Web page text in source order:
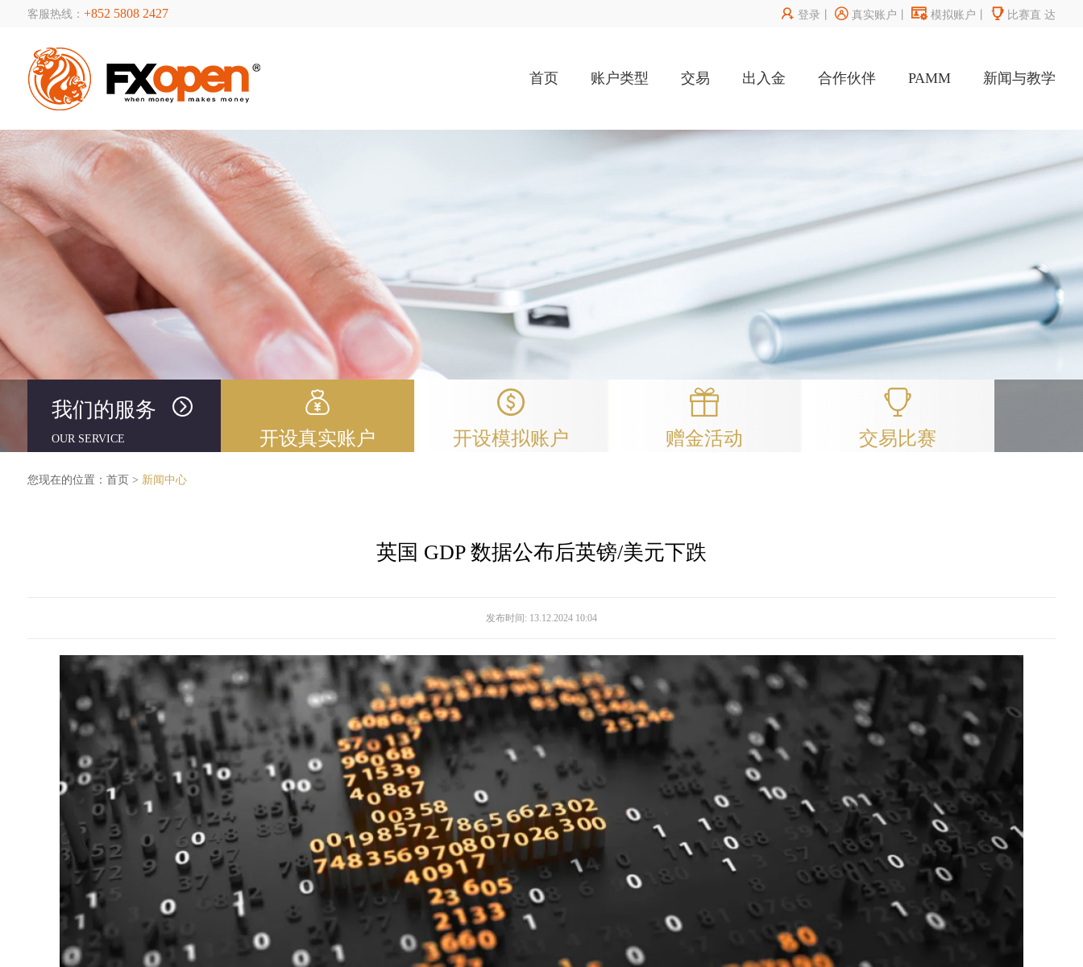
客服热线： +852 5808 2427  登录 丨 真实账户  模拟账户  比赛直 达
首页 账户类型 交易 出入金 合作伙伴 PAMM 新闻与教学
我们的服务
OUR SERVICE 开设真实账户 开设模拟账户 赠金活动 交易比赛
您现在的位置： 首页 > 新闻中心
英国 GDP 数据公布后英镑/美元下跌
发布时间: 13.12.2024 10:04